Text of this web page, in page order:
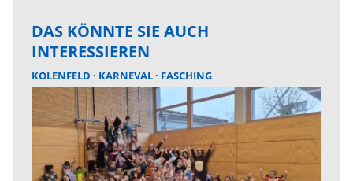
DAS KÖNNTE SIE AUCH
INTERESSIEREN
KOLENFELD KARNEVAL FASCHING